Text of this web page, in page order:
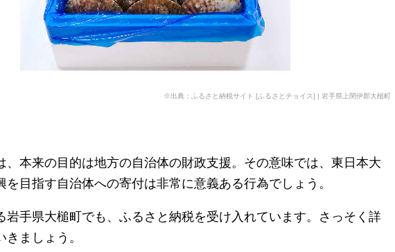
※出典：ふるさと納税サイト [ふるさとチョイス] | 岩手県上閉伊郡大槌町
、本来の目的は地方の自治体の財政支援。その意味では、東日本大
を目指す自治体への寄付は非常に意義ある行為でしょう。
岩手県大槌町でも、ふるさと納税を受け入れています。さっそく詳
ましょう。